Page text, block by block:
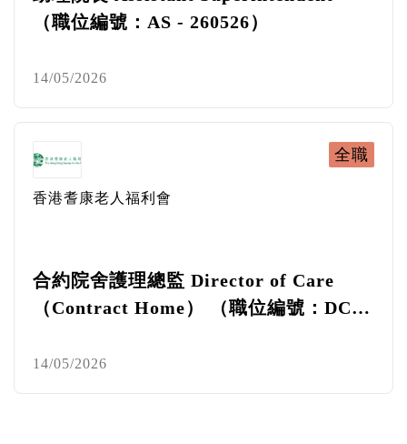
（職位編號：AS - 260526）
14/05/2026
全職
香港耆康老人福利會
合約院舍護理總監 Director of Care
（Contract Home） （職位編號：DC
14/05/2026